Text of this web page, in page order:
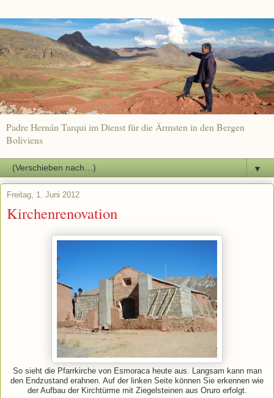
Padre Hernán Tarqui im Dienst für die Ärmsten in den Bergen
Boliviens
▼
Freitag, 1. Juni 2012
Kirchenrenovation
So sieht die Pfarrkirche von Esmoraca heute aus. Langsam kann man
den Endzustand erahnen. Auf der linken Seite können Sie erkennen wie
der Aufbau der Kirchtürme mit Ziegelsteinen aus Oruro erfolgt.